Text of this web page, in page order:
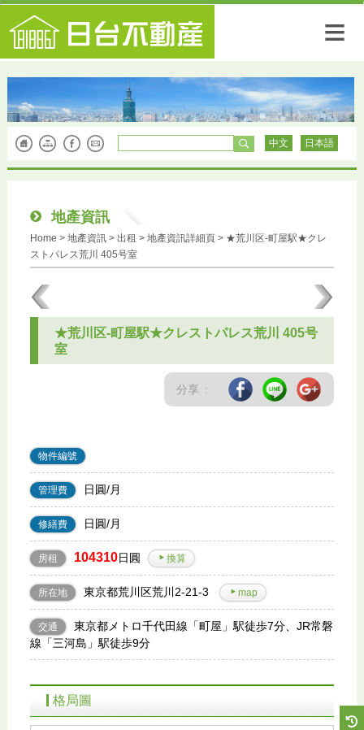
≡
中文 日本語
地產資訊
Home > 地產資訊 > 出租 > 地產資訊詳細頁 > ★荒川区-町屋駅★クレ
ストパレス荒川 405号室
★荒川区-町屋駅★クレストパレス荒川 405号
室
分享 :
物件編號
管理費 日圓/月
修繕費 日圓/月
房租 104310日圓 換算
所在地 東京都荒川区荒川2-21-3 map
交通
東京都メトロ千代田線「町屋」駅徒歩7分、JR常磐
線「三河島」駅徒歩9分
格局圖